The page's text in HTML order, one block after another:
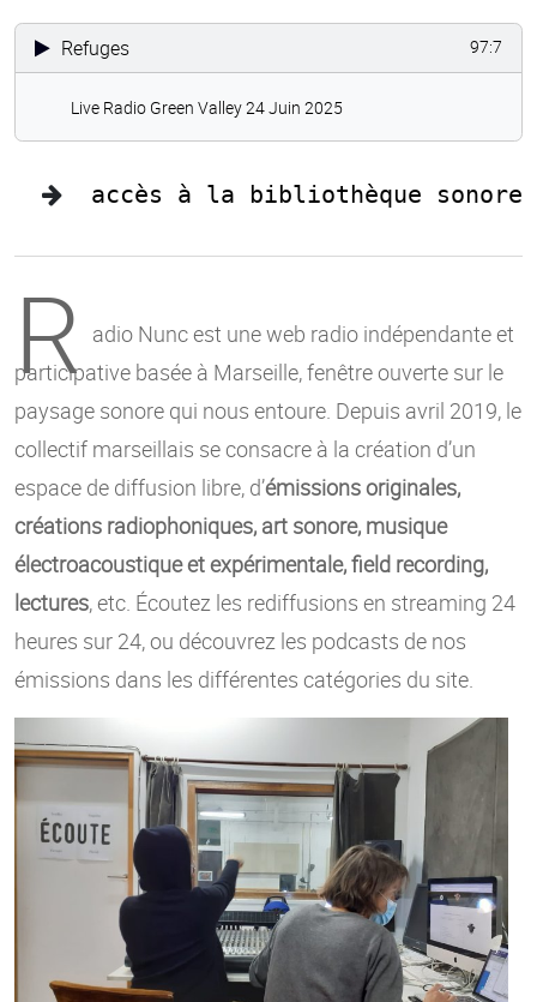
Refuges 97:7
Live Radio Green Valley 24 Juin 2025
accès à la bibliothèque sonore
R adio Nunc est une web radio indépendante et
participative basée à Marseille, fenêtre ouverte sur le
paysage sonore qui nous entoure. Depuis avril 2019, le
collectif marseillais se consacre à la création d’un
espace de diffusion libre, d’émissions originales,
créations radiophoniques, art sonore, musique
électroacoustique et expérimentale, field recording,
lectures, etc. Écoutez les rediffusions en streaming 24
heures sur 24, ou découvrez les podcasts de nos
émissions dans les différentes catégories du site.